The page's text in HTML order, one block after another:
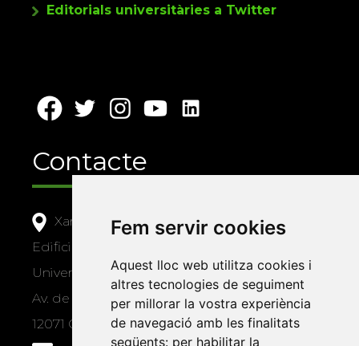
Fem servir cookies
Aquest lloc web utilitza cookies i
altres tecnologies de seguiment
per millorar la vostra experiència
de navegació amb les finalitats
següents: per habilitar la
Editorials universitàries a Twitter
Contacte
Xarxa Vives d'Universitats
Edifici Àgora
Universitat Jaume I, local 10
Av. de Vicent Sos Baynat, s/n
12071 Castelló de la Plana